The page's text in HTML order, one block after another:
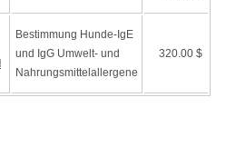
Bestimmung Hunde-IgE
und IgG Umwelt- und
Nahrungsmittelallergene
320.00 $